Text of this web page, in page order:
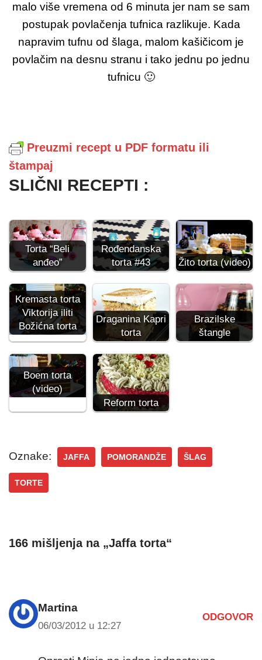
malo više vremena od 6 minuta jer nam se sam
postupak povlačenja tufnica razlikuje. Kada
napravim tufnu od šlaga, malom kašičicom je
povlačim na desnu stranu i tako jednu po jednu
tufnicu 🙂
Preuzmi recept u PDF formatu ili
štampaj
SLIČNI RECEPTI :
Torta “Beli
anđeo”
Rođendanska
torta #43
Žito torta (video)
Kremasta torta
Viktorija iliti
Božićna torta
Draganina Kapri
torta
Brazilske
štangle
Boem torta
(video)
Reform torta
Oznake: JAFFA POMORANDŽE ŠLAG
TORTE
166 mišljenja na „Jaffa torta“
Martina
06/03/2012 u 12:27
ODGOVOR